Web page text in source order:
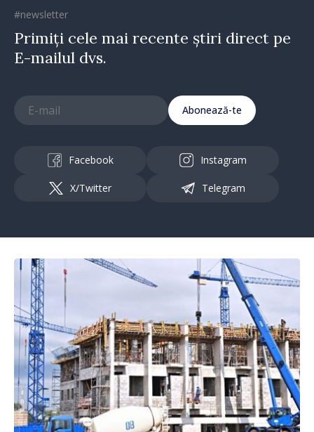
#newsletter
Primiți cele mai recente știri direct pe
E-mailul dvs.
Abonează-te
Facebook Instagram
X/Twitter Telegram